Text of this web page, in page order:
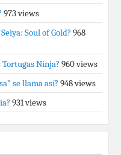
973 views
Soul of Gold? 968
Ninja? 960 views
se llama así? 948 views
931 views